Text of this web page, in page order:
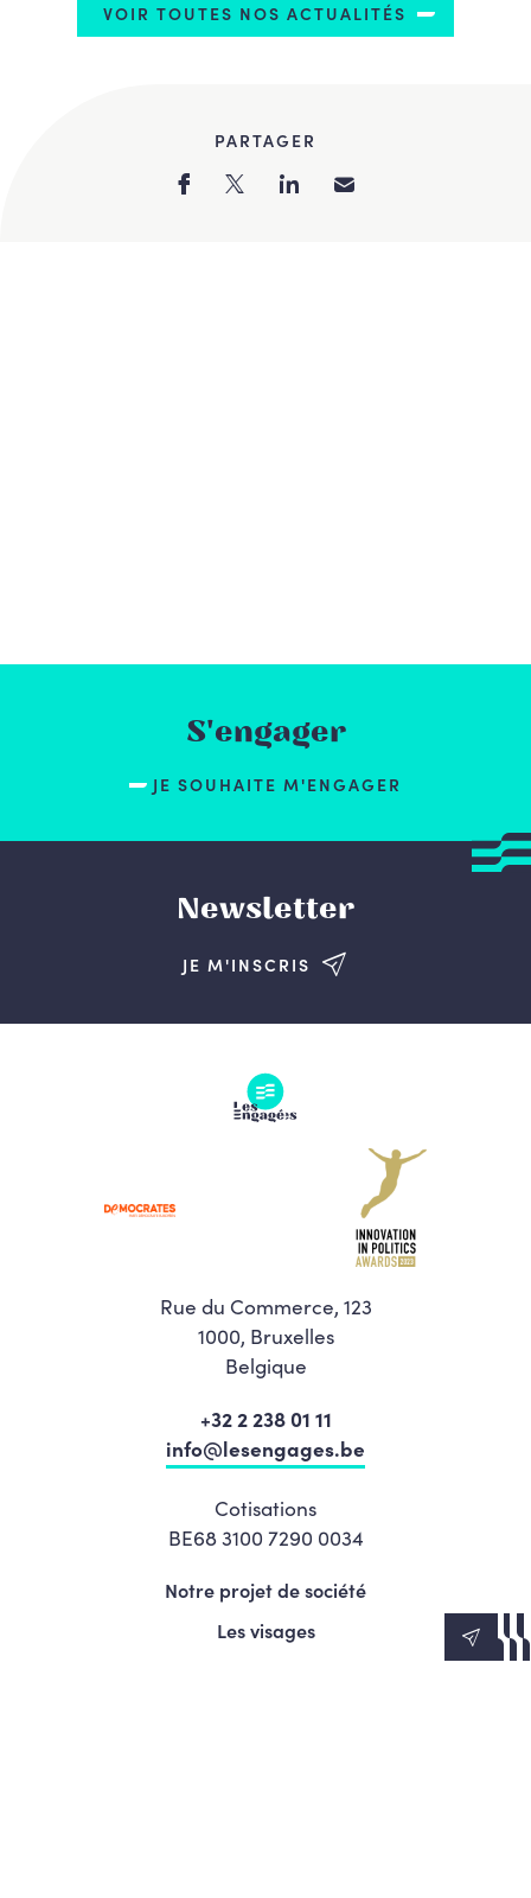
VOIR TOUTES NOS ACTUALITÉS
PARTAGER
S'engager
JE SOUHAITE M'ENGAGER
Newsletter
JE M'INSCRIS
Rue du Commerce, 123
1000, Bruxelles
Belgique
+32 2 238 01 11
info@lesengages.be
Cotisations
BE68 3100 7290 0034
Notre projet de société
Les visages